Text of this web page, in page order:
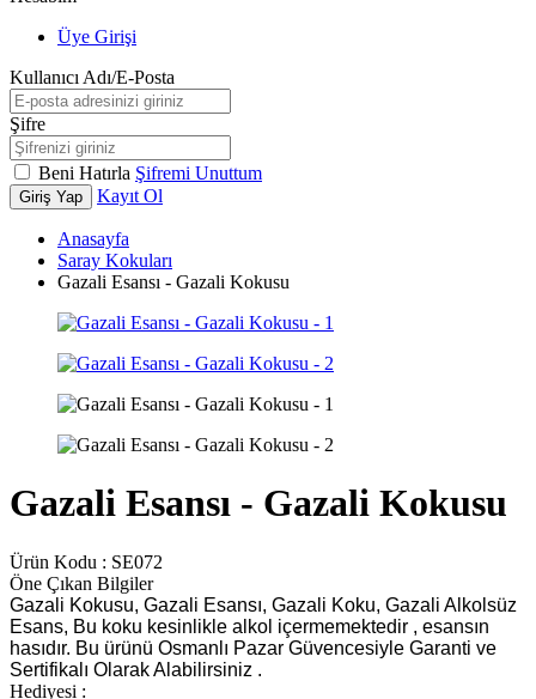
Üye Girişi
Kullanıcı Adı/E-Posta
Şifre
Beni Hatırla Şifremi Unuttum
Giriş Yap Kayıt Ol
Anasayfa
Saray Kokuları
Gazali Esansı - Gazali Kokusu
Gazali Esansı - Gazali Kokusu
Ürün Kodu : SE072
Öne Çıkan Bilgiler
Gazali Kokusu, Gazali Esansı, Gazali Koku, Gazali Alkolsüz
Esans, Bu koku kesinlikle alkol içermemektedir , esansın
hasıdır. Bu ürünü Osmanlı Pazar Güvencesiyle Garanti ve
Sertifikalı Olarak Alabilirsiniz .
Hediyesi :